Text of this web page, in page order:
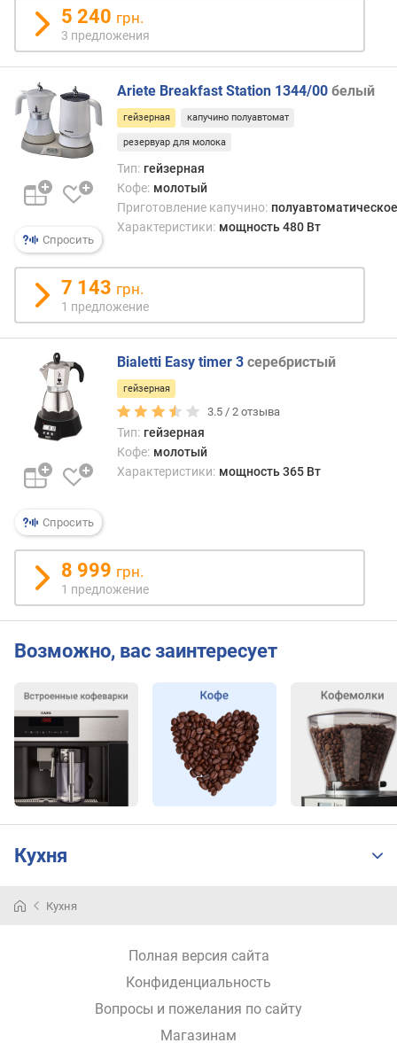
а
н
и
е
(
а
р
м
а
к
с
.
в
ы
с
о
т
ч
а
к
м
м
)
к
н
т
е
й
н
р
д
я
5 240 грн.
3 предложения
Спросить
Ariete Breakfast Station 1344/00 белый
гейзерная капучино полуавтомат
резервуар для молока
Тип: гейзерная
Кофе: молотый
Приготовление капучино: полуавтоматическое
Характеристики: мощность 480 Вт
7 143 грн.
1 предложение
Спросить
Bialetti Easy timer 3 серебристый
гейзерная
3.5 /2 отзыва
Тип: гейзерная
Кофе: молотый
Характеристики: мощность 365 Вт
8 999 грн.
1 предложение
Возможно, вас заинтересует
Кухня
Приготовить
Кухня
Полная версия сайта
Конфиденциальность
Вопросы и пожелания по сайту
Магазинам